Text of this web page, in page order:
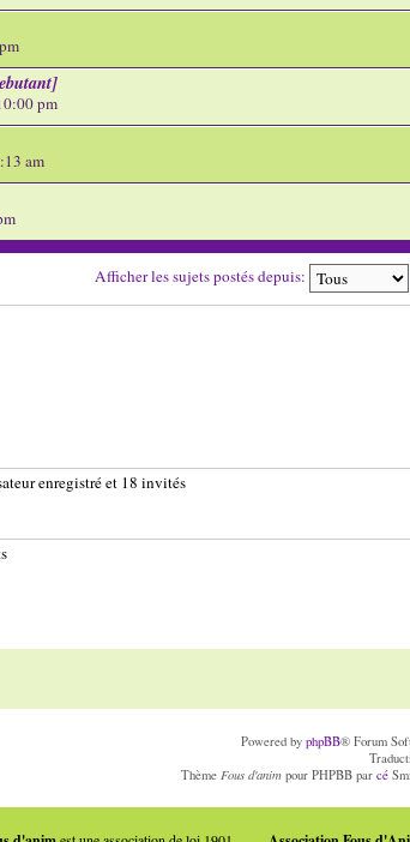
pm
am
Afficher les sujets postés depuis:
enregistré et 18 invités
Powered by phpBB® Forum
Thème Fous d'anim pour PHPBB parcé